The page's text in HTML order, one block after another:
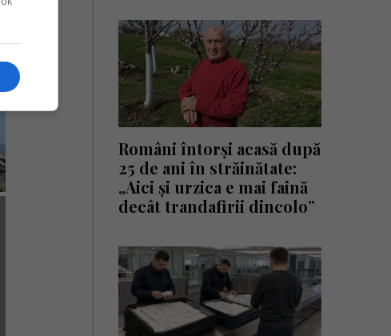
Români întorși acasă după
25 de ani în străinătate:
„Aici și urzica e mai faină
decât trandafirii dincolo”